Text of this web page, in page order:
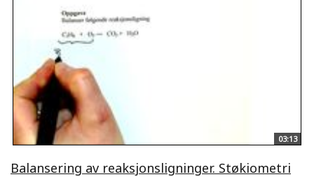
03:13
Balansering av reaksjonsligninger. Støkiometri